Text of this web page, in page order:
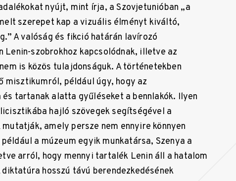
nyújt, mint írja, a Szovjetunióban „a
szerepet kap a vizuális élményt kiváltó,
A valóság és fikció határán lavírozó
szobrokhoz kapcsolódnak, illetve az
is közös tulajdonságuk. A történetekben
misztikumról, például úgy, hogy az
tartanak alatta gyűléseket a bennlakók. Ilyen
hajló szövegek segítségével a
amely persze nem ennyire könnyen
a múzeum egyik munkatársa, Szenya a
arról, hogy mennyi tartalék Lenin áll a hatalom
hosszú távú berendezkedésének